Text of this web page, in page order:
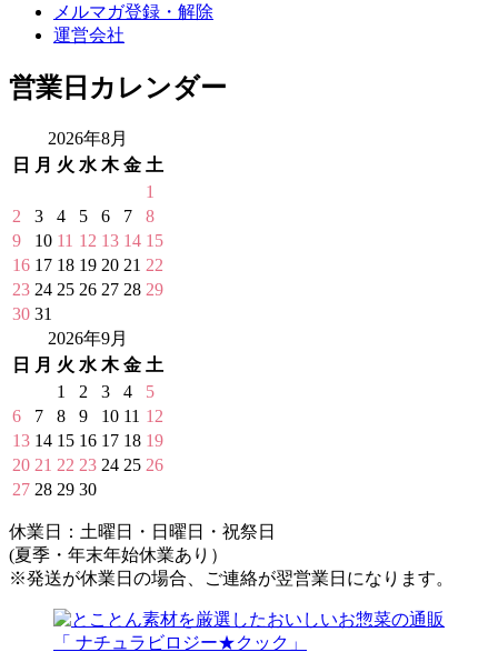
メルマガ登録・解除
運営会社
営業日カレンダー
2026年8月
日
月 火 水 木 金 土
1
2
3 4 5 6 7
8
9
10 11 12 13 14 15
16 17 18 19 20 21 22
23 24 25 26 27 28 29
30 31
2026年9月
日
月 火 水 木 金 土
1
2 3 4
5
6
7 8 9 10 11 12
13 14 15 16 17 18 19
20 21 22 23 24 25 26
27 28 29 30
休業日：土曜日・日曜日・祝祭日
(夏季・年末年始休業あり）
※発送が休業日の場合、ご連絡が翌営業日になります。